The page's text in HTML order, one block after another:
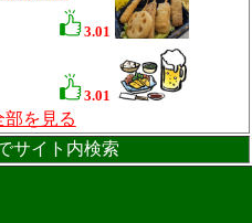
3.01
3.01
部を見る
サイト内検索